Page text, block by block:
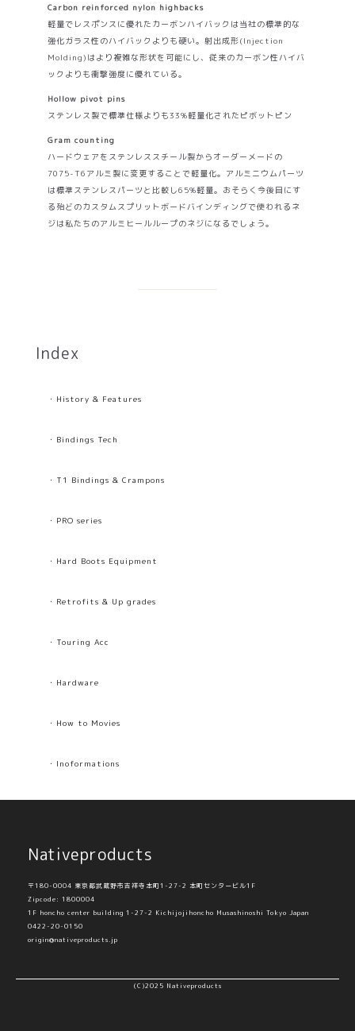
Carbon reinforced nylon highbacks
軽量でレスポンスに優れたカーボンハイバックは当社の標準的な
強化ガラス性のハイバックよりも硬い。射出成形(Injection
Molding)はより複雑な形状を可能にし、従来のカーボン性ハイバ
ックよりも衝撃強度に優れている。
Hollow pivot pins
ステンレス製で標準仕様よりも33%軽量化されたピボットピン
Gram counting
ハードウェアをステンレススチール製からオーダーメードの
7075-T6アルミ製に変更することで軽量化。アルミニウムパーツ
は標準ステンレスパーツと比較し65%軽量。おそらく今後目にす
る殆どのカスタムスプリットボードバインディングで使われるネ
ジは私たちのアルミヒールループのネジになるでしょう。
Index
・History & Features
・Bindings Tech
・T1 Bindings & Crampons
・PRO series
・Hard Boots Equipment
・Retrofits & Up grades
・Touring Acc
・Hardware
・How to Movies
・Inoformations
Nativeproducts
〒180-0004 東京都武蔵野市吉祥寺本町1-27-2 本町センタービル1F
Zipcode: 1800004
1F honcho center building 1-27-2 Kichijojihoncho Musashinoshi Tokyo Japan
0422-20-0150
origin@nativeproducts.jp
(C)2025 Nativeproducts